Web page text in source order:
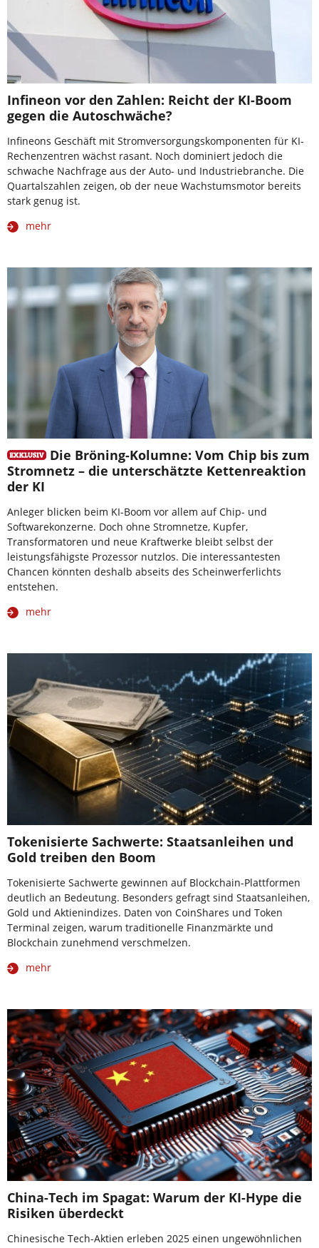
Infineon vor den Zahlen: Reicht der KI-Boom
gegen die Autoschwäche?
Infineons Geschäft mit Stromversorgungskomponenten für KI-
Rechenzentren wächst rasant. Noch dominiert jedoch die
schwache Nachfrage aus der Auto- und Industriebranche. Die
Quartalszahlen zeigen, ob der neue Wachstumsmotor bereits
stark genug ist.
mehr
Die Bröning-Kolumne: Vom Chip bis zum
Stromnetz – die unterschätzte Kettenreaktion
der KI
Anleger blicken beim KI-Boom vor allem auf Chip- und
Softwarekonzerne. Doch ohne Stromnetze, Kupfer,
Transformatoren und neue Kraftwerke bleibt selbst der
leistungsfähigste Prozessor nutzlos. Die interessantesten
Chancen könnten deshalb abseits des Scheinwerferlichts
entstehen.
mehr
Tokenisierte Sachwerte: Staatsanleihen und
Gold treiben den Boom
Tokenisierte Sachwerte gewinnen auf Blockchain-Plattformen
deutlich an Bedeutung. Besonders gefragt sind Staatsanleihen,
Gold und Aktienindizes. Daten von CoinShares und Token
Terminal zeigen, warum traditionelle Finanzmärkte und
Blockchain zunehmend verschmelzen.
mehr
China-Tech im Spagat: Warum der KI-Hype die
Risiken überdeckt
Chinesische Tech-Aktien erleben 2025 einen ungewöhnlichen